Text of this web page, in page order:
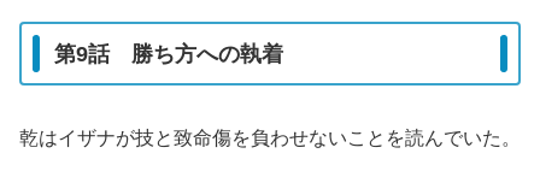
第9話 勝ち方への執着
乾はイザナが技と致命傷を負わせないことを読んでいた。